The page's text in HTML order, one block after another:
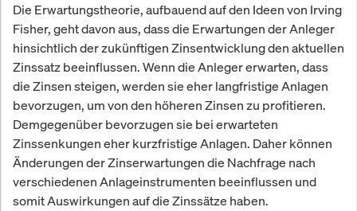
Die Erwartungstheorie, aufbauend auf den Ideen von Irving
Fisher, geht davon aus, dass die Erwartungen der Anleger
hinsichtlich der zukünftigen Zinsentwicklung den aktuellen
Zinssatz beeinflussen. Wenn die Anleger erwarten, dass
die Zinsen steigen, werden sie eher langfristige Anlagen
bevorzugen, um von den höheren Zinsen zu profitieren.
Demgegenüber bevorzugen sie bei erwarteten
Zinssenkungen eher kurzfristige Anlagen. Daher können
Änderungen der Zinserwartungen die Nachfrage nach
verschiedenen Anlageinstrumenten beeinflussen und
somit Auswirkungen auf die Zinssätze haben.